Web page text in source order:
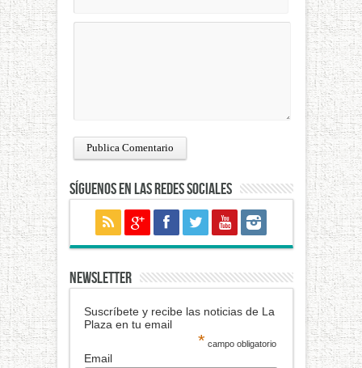
Síguenos en las redes sociales
NEWSLETTER
Suscríbete y recibe las noticias de La
Plaza en tu email
* campo obligatorio
Email